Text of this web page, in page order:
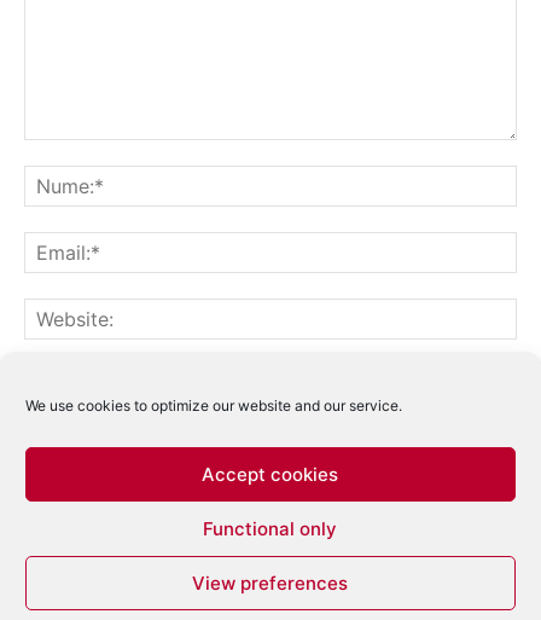
We use cookies to optimize our website and our service.
Accept cookies
Functional only
View preferences
Notifică-mă prin email când sunt publicate articole noi.
Acest site folosește Akismet pentru a reduce
Află cum sunt procesate datele
comentariilor tale